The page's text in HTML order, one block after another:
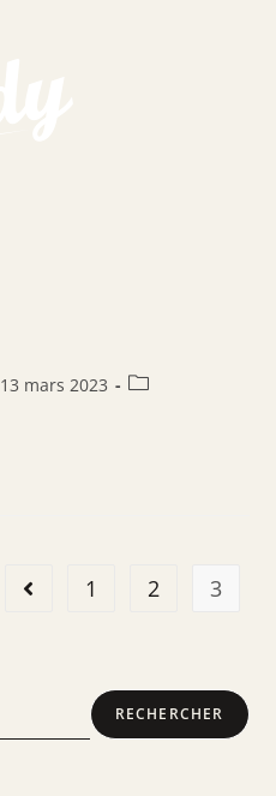
13 mars 2023
1 2 3
RECHERCHER